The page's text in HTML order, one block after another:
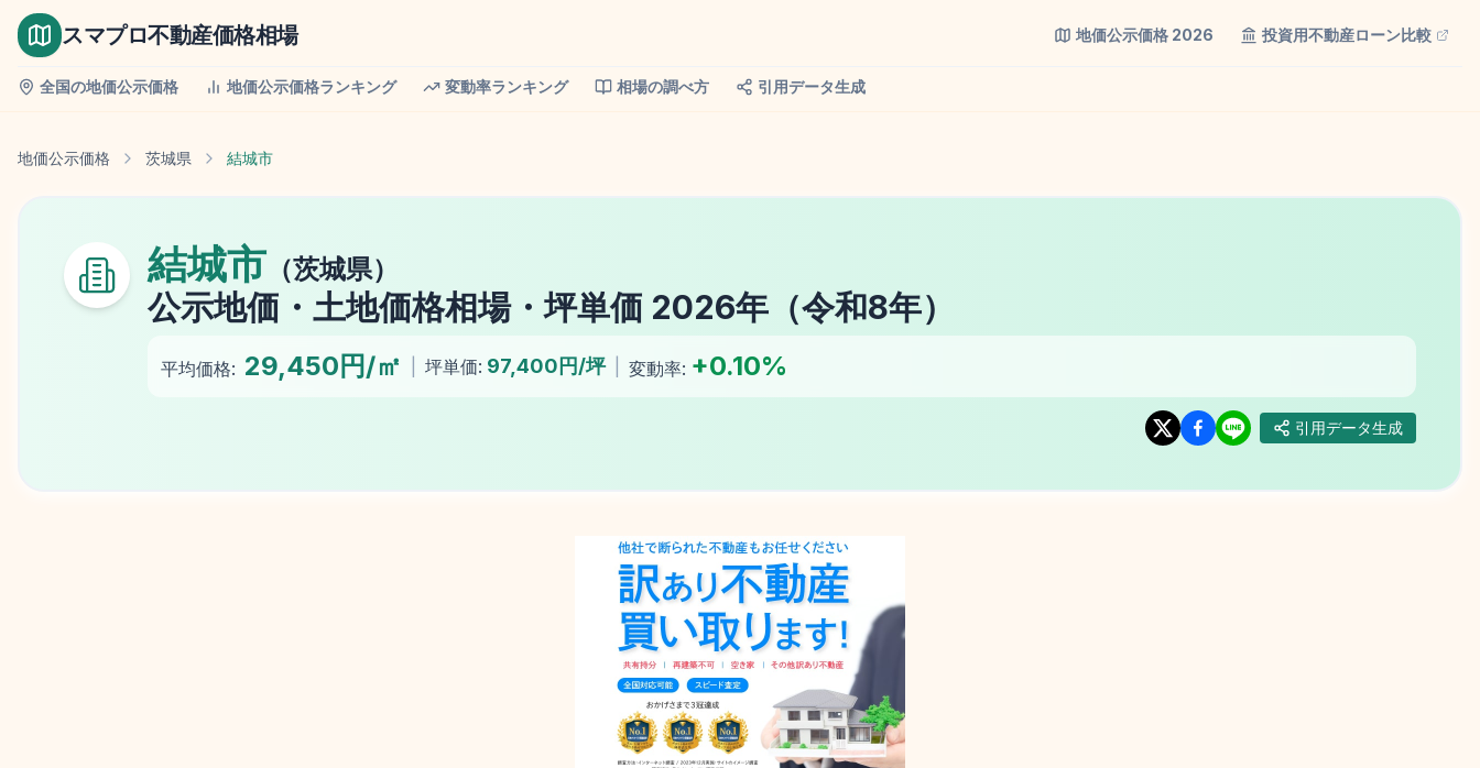
スマプロ不動産価格相場 地価公示価格 2026 投資用不動産ローン比較
全国の地価公示価格 地価公示価格ランキング 変動率ランキング 相場の調べ方 引用データ生成
地価公示価格 茨城県 結城市
結城市 （茨城県）
公示地価 ・土地価格相場・坪単価 2026年（令和8年）
平均価格: 29,450円/㎡ 坪単価: 97,400円/坪 変動率: +0.10%
引用データ生成